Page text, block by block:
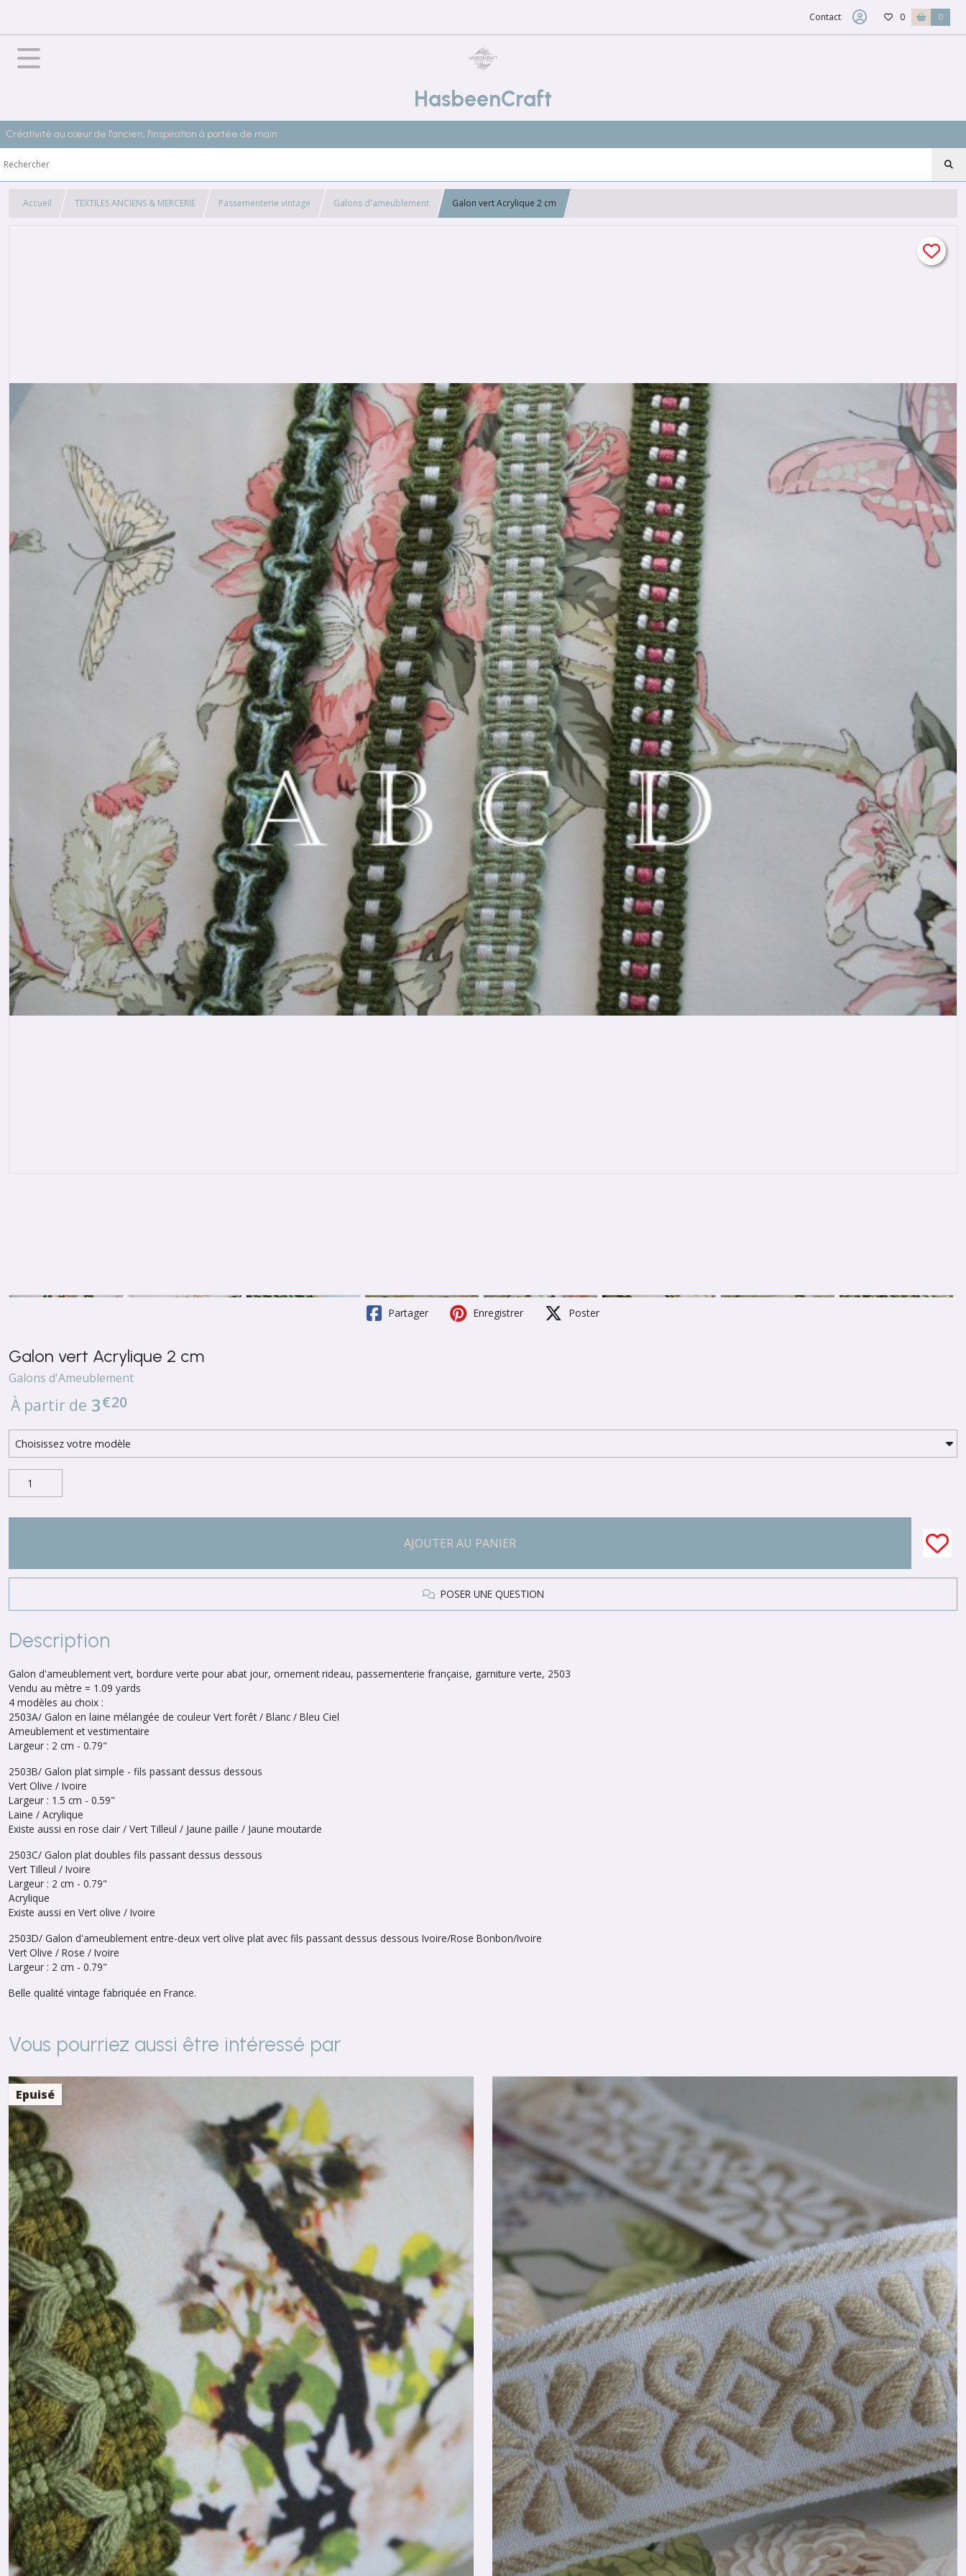
Contact 0 0
HasbeenCraft
Créativité au cœur de l'ancien, l'inspiration à portée de main
Accueil TEXTILES ANCIENS & MERCERIE Passementerie vintage Galons d'ameublement Galon vert Acrylique 2 cm
Partager Enregistrer Poster
Galon vert Acrylique 2 cm
Galons d'Ameublement
À partir de 3€20
AJOUTER AU PANIER
POSER UNE QUESTION
Description
Galon d'ameublement vert, bordure verte pour abat jour, ornement rideau, passementerie française, garniture verte, 2503
Vendu au mètre = 1.09 yards
4 modèles au choix :
2503A/ Galon en laine mélangée de couleur Vert forêt / Blanc / Bleu Ciel
Ameublement et vestimentaire
Largeur : 2 cm - 0.79"
2503B/ Galon plat simple - fils passant dessus dessous
Vert Olive / Ivoire
Largeur : 1.5 cm - 0.59"
Laine / Acrylique
Existe aussi en rose clair / Vert Tilleul / Jaune paille / Jaune moutarde
2503C/ Galon plat doubles fils passant dessus dessous
Vert Tilleul / Ivoire
Largeur : 2 cm - 0.79"
Acrylique
Existe aussi en Vert olive / Ivoire
2503D/ Galon d'ameublement entre-deux vert olive plat avec fils passant dessus dessous Ivoire/Rose Bonbon/Ivoire
Vert Olive / Rose / Ivoire
Largeur : 2 cm - 0.79"
Belle qualité vintage fabriquée en France.
Vous pourriez aussi être intéressé par
Epuisé